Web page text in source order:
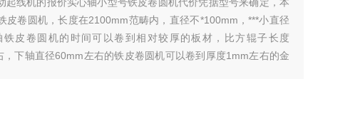
皮卷圆机，长度在2100mm范畴内，直径不*100mm，***小直径
皮卷圆机的时间可以卷到相对较厚的板材，比方辊子长度
下轴直径60mm左右的铁皮卷圆机可以卷到厚度1mm左右的金